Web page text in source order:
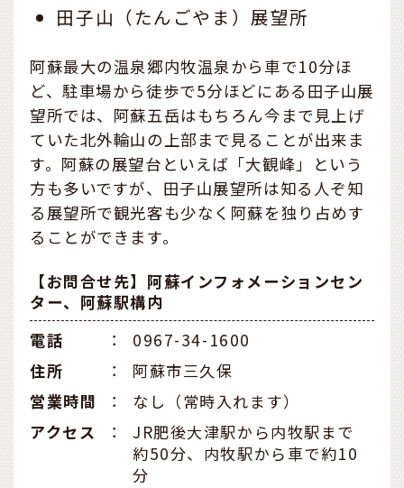
田子山（たんごやま）展望所
阿蘇最大の温泉郷内牧温泉から車で10分ほ
ど、駐車場から徒歩で5分ほどにある田子山展
望所では、阿蘇五岳はもちろん今まで見上げ
ていた北外輪山の上部まで見ることが出来ま
す。阿蘇の展望台といえば「大観峰」という
方も多いですが、田子山展望所は知る人ぞ知
る展望所で観光客も少なく阿蘇を独り占めす
ることができます。
【お問合せ先】阿蘇インフォメーションセン
ター、阿蘇駅構内
電話
：
0967-34-1600
住所
：
阿蘇市三久保
営業時間
：
なし（常時入れます）
アクセス
：
JR肥後大津駅から内牧駅まで
約50分、内牧駅から車で約10
分